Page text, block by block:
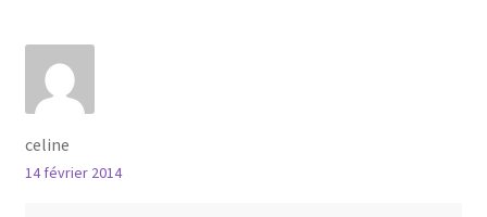
celine
14 février 2014